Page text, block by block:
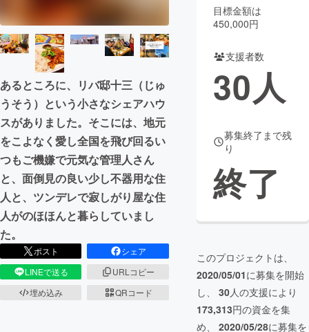
CAMPFIREふるさと納税
コミュニティ
あるところに、リバ邸十三（じゅ
うそう）という小さなシェアハウ
スがありました。そこには、地元
をこよなく愛し全国を飛び回るい
つもご機嫌で元気な管理人さん
と、面倒見の良い少し不器用な住
人と、ツンデレで寂しがり屋な住
人がのほほんと暮らしていまし
た。
ポスト
シェア
LINEで送る
URLコピー
埋め込み
QRコード
目標金額は
450,000円
支援者数
30人
募集終了まで残
り
終了
このプロジェクトは、
2020/05/01に募集を開始
し、 30人の支援により
173,313円の資金を集
め、 2020/05/28に募集を